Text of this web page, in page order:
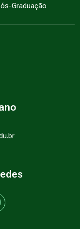
Graduação